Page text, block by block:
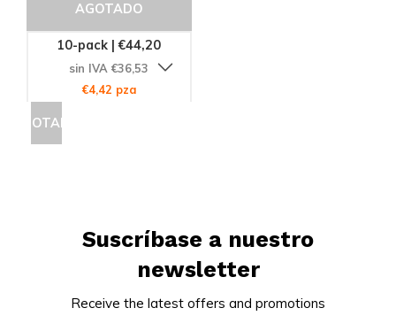
AGOTADO
10-pack | €44,20
sin IVA €36,53
€4,42 pza
AGOTADO
Suscríbase a nuestro
newsletter
Receive the latest offers and promotions